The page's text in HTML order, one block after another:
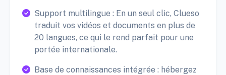
Support multilingue : En un seul clic, Clueso
traduit vos vidéos et documents en plus de
20 langues, ce qui le rend parfait pour une
portée internationale.
Base de connaissances intégrée : hébergez